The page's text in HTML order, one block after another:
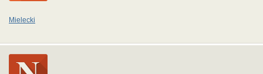
Mielecki